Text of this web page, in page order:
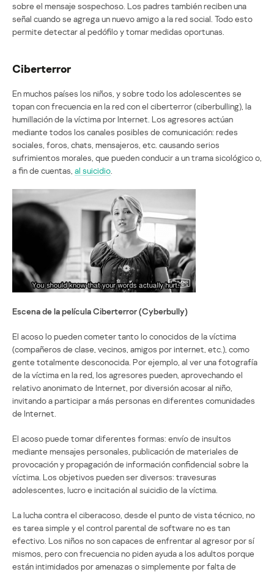
sobre el mensaje sospechoso. Los padres también reciben una
señal cuando se agrega un nuevo amigo a la red social. Todo esto
permite detectar al pedófilo y tomar medidas oportunas.
Ciberterror
En muchos países los niños, y sobre todo los adolescentes se
topan con frecuencia en la red con el ciberterror (ciberbulling), la
humillación de la víctima por Internet. Los agresores actúan
mediante todos los canales posibles de comunicación: redes
sociales, foros, chats, mensajeros, etc. causando serios
sufrimientos morales, que pueden conducir a un trama sicológico o,
a fin de cuentas, al suicidio
Escena de la película Ciberterror (Cyberbully)
El acoso lo pueden cometer tanto lo conocidos de la víctima
(compañeros de clase, vecinos, amigos por internet, etc.), como
gente totalmente desconocida. Por ejemplo, al ver una fotografía
de la víctima en la red, los agresores pueden, aprovechando el
relativo anonimato de Internet, por diversión acosar al niño,
invitando a participar a más personas en diferentes comunidades
de Internet.
El acoso puede tomar diferentes formas: envío de insultos
mediante mensajes personales, publicación de materiales de
provocación y propagación de información confidencial sobre la
víctima. Los objetivos pueden ser diversos: travesuras
adolescentes, lucro e incitación al suicidio de la víctima.
La lucha contra el ciberacoso, desde el punto de vista técnico, no
es tarea simple y el control parental de software no es tan
efectivo. Los niños no son capaces de enfrentar al agresor por sí
mismos, pero con frecuencia no piden ayuda a los adultos porque
están intimidados por amenazas o simplemente por falta de